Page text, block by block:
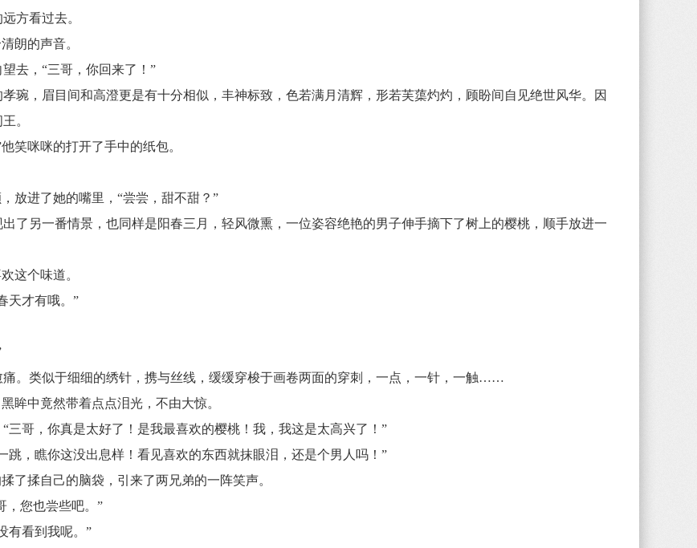
方看过去。
朗的声音。
去，“三哥，你回来了！”
，眉目间和高澄更是有十分相似，丰神标致，色若满月清辉，形若芙蕖灼灼，顾盼间自见绝世风华。因
。
笑咪咪的打开了手中的纸包。
进了她的嘴里，“尝尝，甜不甜？”
另一番情景，也同样是阳春三月，轻风微熏，一位姿容绝艳的男子伸手摘下了树上的樱桃，顺手放进一
这个味道。
天才有哦。”
类似于细细的绣针，携与丝线，缓缓穿梭于画卷两面的穿刺，一点，一针，一触……
中竟然带着点点泪光，不由大惊。
哥，你真是太好了！是我最喜欢的樱桃！我，我这是太高兴了！”
，瞧你这没出息样！看见喜欢的东西就抹眼泪，还是个男人吗！”
揉自己的脑袋，引来了两兄弟的一阵笑声。
您也尝些吧。”
看到我呢。”